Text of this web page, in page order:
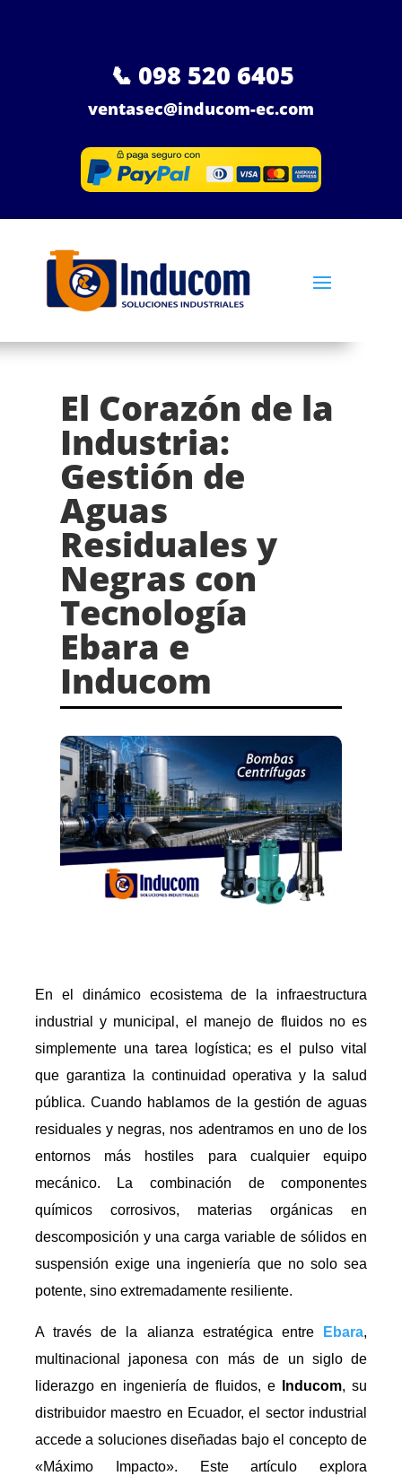
📞 098 520 6405
ventasec@inducom-ec.com
El Corazón de la
Industria:
Gestión de
Aguas
Residuales y
Negras con
Tecnología
Ebara e
Inducom
En el dinámico ecosistema de la infraestructura
industrial y municipal, el manejo de fluidos no es
simplemente una tarea logística; es el pulso vital
que garantiza la continuidad operativa y la salud
pública. Cuando hablamos de la gestión de aguas
residuales y negras, nos adentramos en uno de los
entornos más hostiles para cualquier equipo
mecánico. La combinación de componentes
químicos corrosivos, materias orgánicas en
descomposición y una carga variable de sólidos en
suspensión exige una ingeniería que no solo sea
potente, sino extremadamente resiliente.
A través de la alianza estratégica entre Ebara,
multinacional japonesa con más de un siglo de
liderazgo en ingeniería de fluidos, e
Inducom, su
distribuidor maestro en Ecuador, el sector industrial
accede a soluciones diseñadas bajo el concepto de
«Máximo Impacto». Este artículo explora